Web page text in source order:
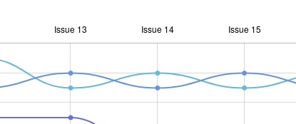
Issue 13 Issue 14 Issue 15